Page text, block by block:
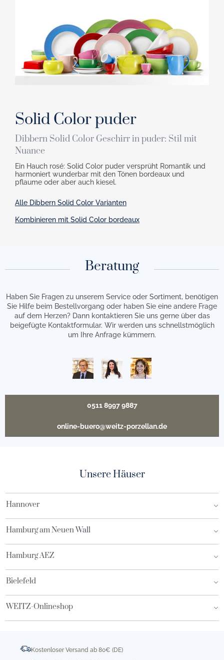
Solid Color puder
Dibbern Solid Color Geschirr in puder: Stil mit
Nuance
Ein Hauch rosé: Solid Color puder versprüht Romantik und
harmoniert wunderbar mit den Tönen bordeaux und
pflaume oder aber auch kiesel.
Alle Dibbern Solid Color Varianten
Kombinieren mit Solid Color bordeaux
Beratung
Haben Sie Fragen zu unserem Service oder Sortiment, benötigen
Sie Hilfe beim Bestellvorgang oder haben Sie eine andere Frage
auf dem Herzen? Dann kontaktieren Sie uns gerne über das
beigefügte Kontaktformular. Wir werden uns schnellstmöglich
um Ihre Anfrage kümmern.
0511 8997 9887
online-buero@weitz-porzellan.de
Unsere Häuser
Hannover
Hamburg am Neuen Wall
Hamburg AEZ
Bielefeld
WEITZ-Onlineshop
Kostenloser Versand ab 80€ (DE)